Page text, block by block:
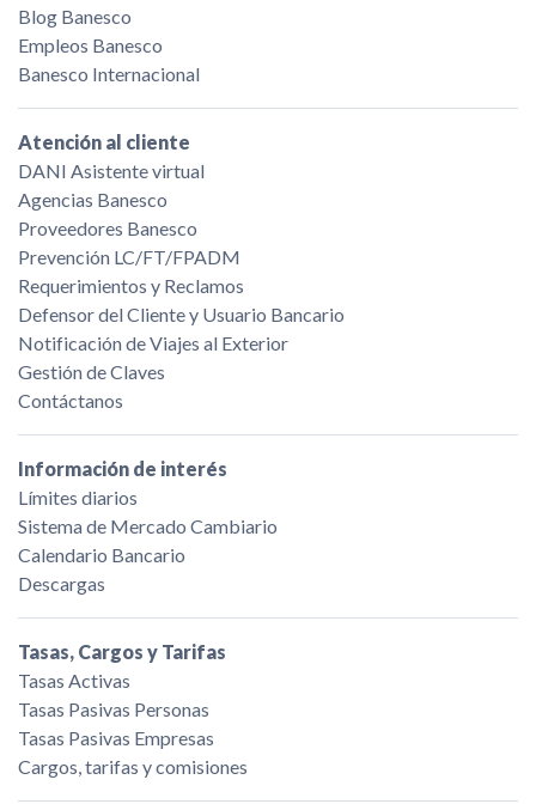
Blog Banesco
Empleos Banesco
Banesco Internacional
Atención al cliente
DANI Asistente virtual
Agencias Banesco
Proveedores Banesco
Prevención LC/FT/FPADM
Requerimientos y Reclamos
Defensor del Cliente y Usuario Bancario
Notificación de Viajes al Exterior
Gestión de Claves
Contáctanos
Información de interés
Límites diarios
Sistema de Mercado Cambiario
Calendario Bancario
Descargas
Tasas, Cargos y Tarifas
Tasas Activas
Tasas Pasivas Personas
Tasas Pasivas Empresas
Cargos, tarifas y comisiones